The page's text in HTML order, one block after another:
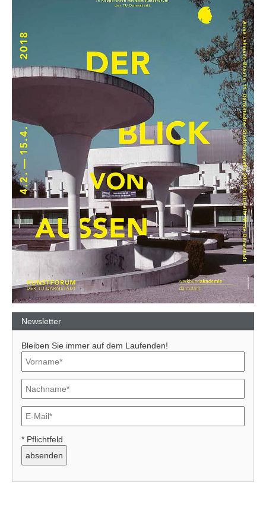
Newsletter
Bleiben Sie immer auf dem Laufenden!
* Pflichtfeld